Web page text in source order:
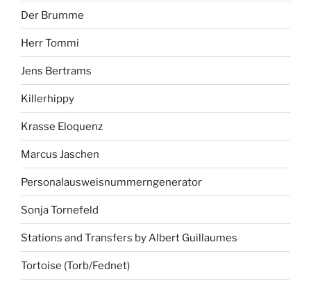
Der Brumme
Herr Tommi
Jens Bertrams
Killerhippy
Krasse Eloquenz
Marcus Jaschen
Personalausweisnummerngenerator
Sonja Tornefeld
Stations and Transfers by Albert Guillaumes
Tortoise (Torb/Fednet)